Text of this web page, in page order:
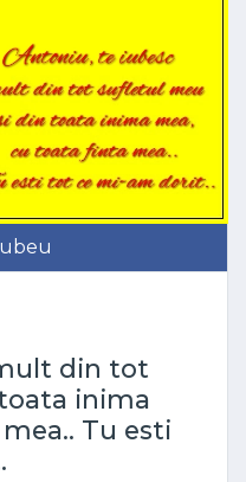
din tot
inima
Tu esti